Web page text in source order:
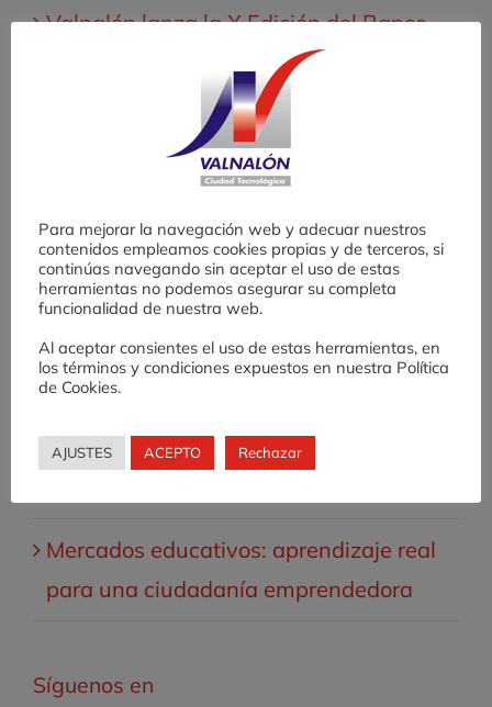
Valnalón lanza la X Edición del Banco
de Ensayos para Emprender (BEE)
Desafío AE: una experiencia de
fomento de cultura emprendedora en
Finaliza con gran éxito la IX edición del
Banco de Ensayos para Emprender
(BEE)
emprendimiento en el medio rural:
Mercados educativos: aprendizaje real
para una ciudadanía emprendedora
Síguenos en
Para mejorar la navegación web y adecuar nuestros
contenidos empleamos cookies propias y de terceros, si
continúas navegando sin aceptar el uso de estas
herramientas no podemos asegurar su completa
funcionalidad de nuestra web.
Al aceptar consientes el uso de estas herramientas, en
los términos y condiciones expuestos en nuestra Política
de Cookies.
AJUSTES ACEPTO Rechazar